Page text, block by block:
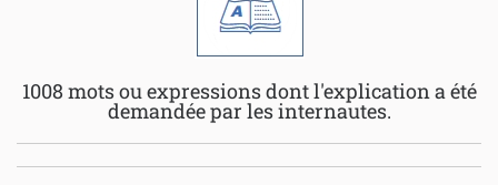
1008 mots ou expressions dont l'explication a été
demandée par les internautes.